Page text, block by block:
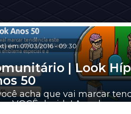
em07/03/2016-09:30
| Look
50
acha que vai marcar
VOCÊ decide! Aqueles que